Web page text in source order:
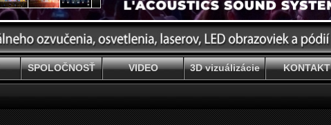
SPOLOČNOSŤ VIDEO 3D vizuálizácie KONTAKT